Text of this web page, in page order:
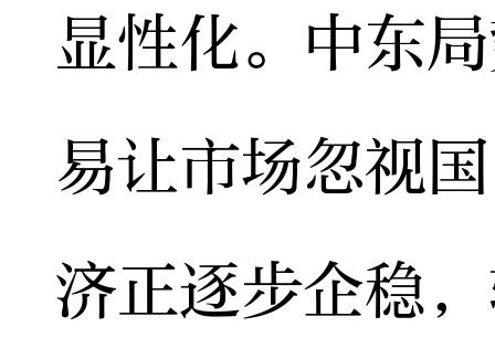
显性化。中东
易让市场忽视
济正逐步企稳